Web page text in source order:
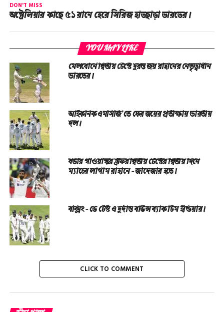
DON'T MISS
অস্ট্রেলিয়ার কাছে ৫১ রানে হেরে সিরিজ হাতছাড়া ভারতের।
YOU MAY LIKE
মেলবোর্নে দ্বিতীয় টেস্টে দুরন্ত জয় রাহানের নেতৃত্বাধীন
ভারতের।
আইকনিক এমসিজি’তে ফের জয়ের প্রতীক্ষায় ভারতীয়
দল।
বর্ডার গাওয়াস্কর ট্রফির দ্বিতীয় টেস্টের দ্বিতীয় দিনে
ম্যাচের লাগাম রাহানে – জাদেজার হতে।
বক্সিং – ডে টেস্ট এ দুর্দান্ত বাউন্স ব্যাক টিম ইন্ডিয়ার।
CLICK TO COMMENT